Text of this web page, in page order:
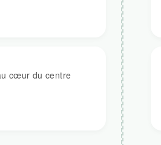
cœur du centre